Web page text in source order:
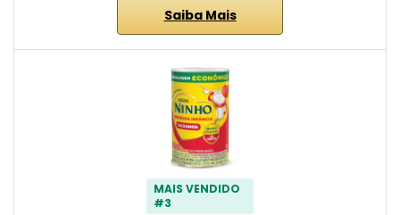
Saiba Mais
MAIS VENDIDO
#3